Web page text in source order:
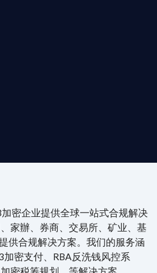
密企业提供全球一站式合规解决
家辦、券商、交易所、矿业、基
供合规解决方案。我们的服务涵
密支付、RBA反洗钱风控系